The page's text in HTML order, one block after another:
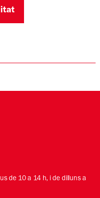
de 10 a 14 h, i de dilluns a